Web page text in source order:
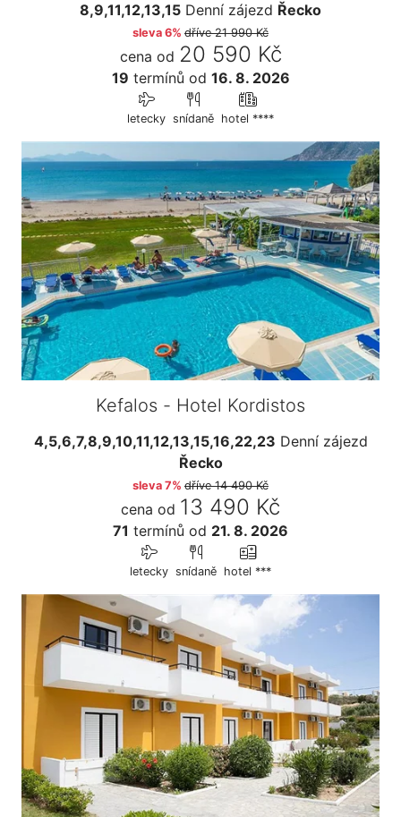
8,9,11,12,13,15 Denní zájezd Řecko
sleva 6% dříve21 990 Kč
cena od 20 590 Kč
19 termínů od 16. 8. 2026
letecky snídaně hotel ****
Kefalos - Hotel Kordistos
4,5,6,7,8,9,10,11,12,13,15,16,22,23 Denní zájezd
Řecko
sleva 7% dříve14 490 Kč
cena od 13 490 Kč
71 termínů od 21. 8. 2026
letecky snídaně hotel ***